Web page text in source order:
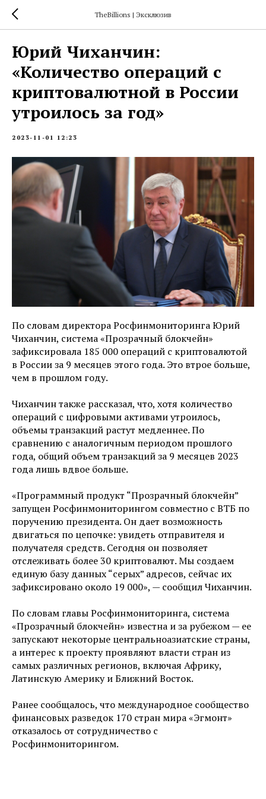
TheBillions | Эксклюзив
Юрий Чиханчин:
«Количество операций с
криптовалютной в России
утроилось за год»
2023-11-01 12:23
По словам директора Росфинмониторинга Юрий
Чиханчин, система «Прозрачный блокчейн»
зафиксировала 185 000 операций с криптовалютой
в России за 9 месяцев этого года. Это втрое больше,
чем в прошлом году.
Чиханчин также рассказал, что, хотя количество
операций с цифровыми активами утроилось,
объемы транзакций растут медленнее. По
сравнению с аналогичным периодом прошлого
года, общий объем транзакций за 9 месяцев 2023
года лишь вдвое больше.
«Программный продукт “Прозрачный блокчейн”
запущен Росфинмониторингом совместно с ВТБ по
поручению президента. Он дает возможность
двигаться по цепочке: увидеть отправителя и
получателя средств. Сегодня он позволяет
отслеживать более 30 криптовалют. Мы создаем
единую базу данных “серых” адресов, сейчас их
зафиксировано около 19 000», — сообщил Чиханчин.
По словам главы Росфинмониторинга, система
«Прозрачный блокчейн» известна и за рубежом — ее
запускают некоторые центральноазиатские страны,
а интерес к проекту проявляют власти стран из
самых различных регионов, включая Африку,
Латинскую Америку и Ближний Восток.
Ранее сообщалось, что международное сообщество
финансовых разведок 170 стран мира «Эгмонт»
отказалось от сотрудничество с
Росфинмониторингом.